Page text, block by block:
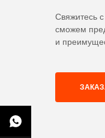
Свяжитесь
сможем
и